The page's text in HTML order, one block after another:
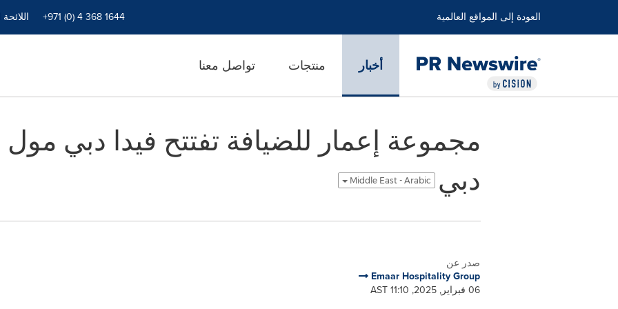
العودة إلى المواقع العالمية +971 (0) 4 368 1644
أخبار منتجات تواصل معنا
مجموعة إعمار للضيافة تفتتح فيدا دبي
دبي
Middle East - Arabic
صدر عن
Emaar Hospitality Group
06 فبراير, 2025, 11:10 AST